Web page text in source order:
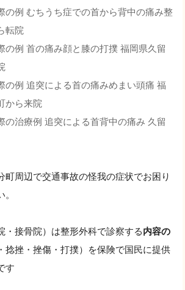
の例 むちうち症での首から背中の痛み整
転院
の例 首の痛み顔と膝の打撲 福岡県久留
の例 追突による首の痛みめまい頭痛 福
から来院
の治療例 追突による首背中の痛み 久留
町周辺で交通事故の怪我の症状でお困り
・接骨院）は整形外科で診察する内容の
捻挫・挫傷・打撲）を保険で国民に提供
す